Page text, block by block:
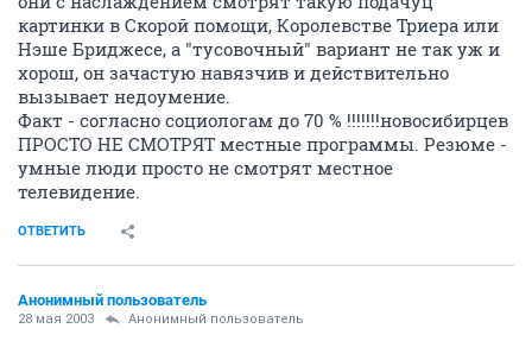
картинки в Скорой помощи, Королевстве Триера или
Нэше Бриджесе, а "тусовочный" вариант не так уж и
хорош, он зачастую навязчив и действительно
вызывает недоумение.
Факт - согласно социологам до 70 % !!!!!!!новосибирцев
ПРОСТО НЕ СМОТРЯТ местные программы. Резюме -
умные люди просто не смотрят местное
телевидение.
ОТВЕТИТЬ
Анонимный пользователь
28 мая 2003 Анонимный пользователь